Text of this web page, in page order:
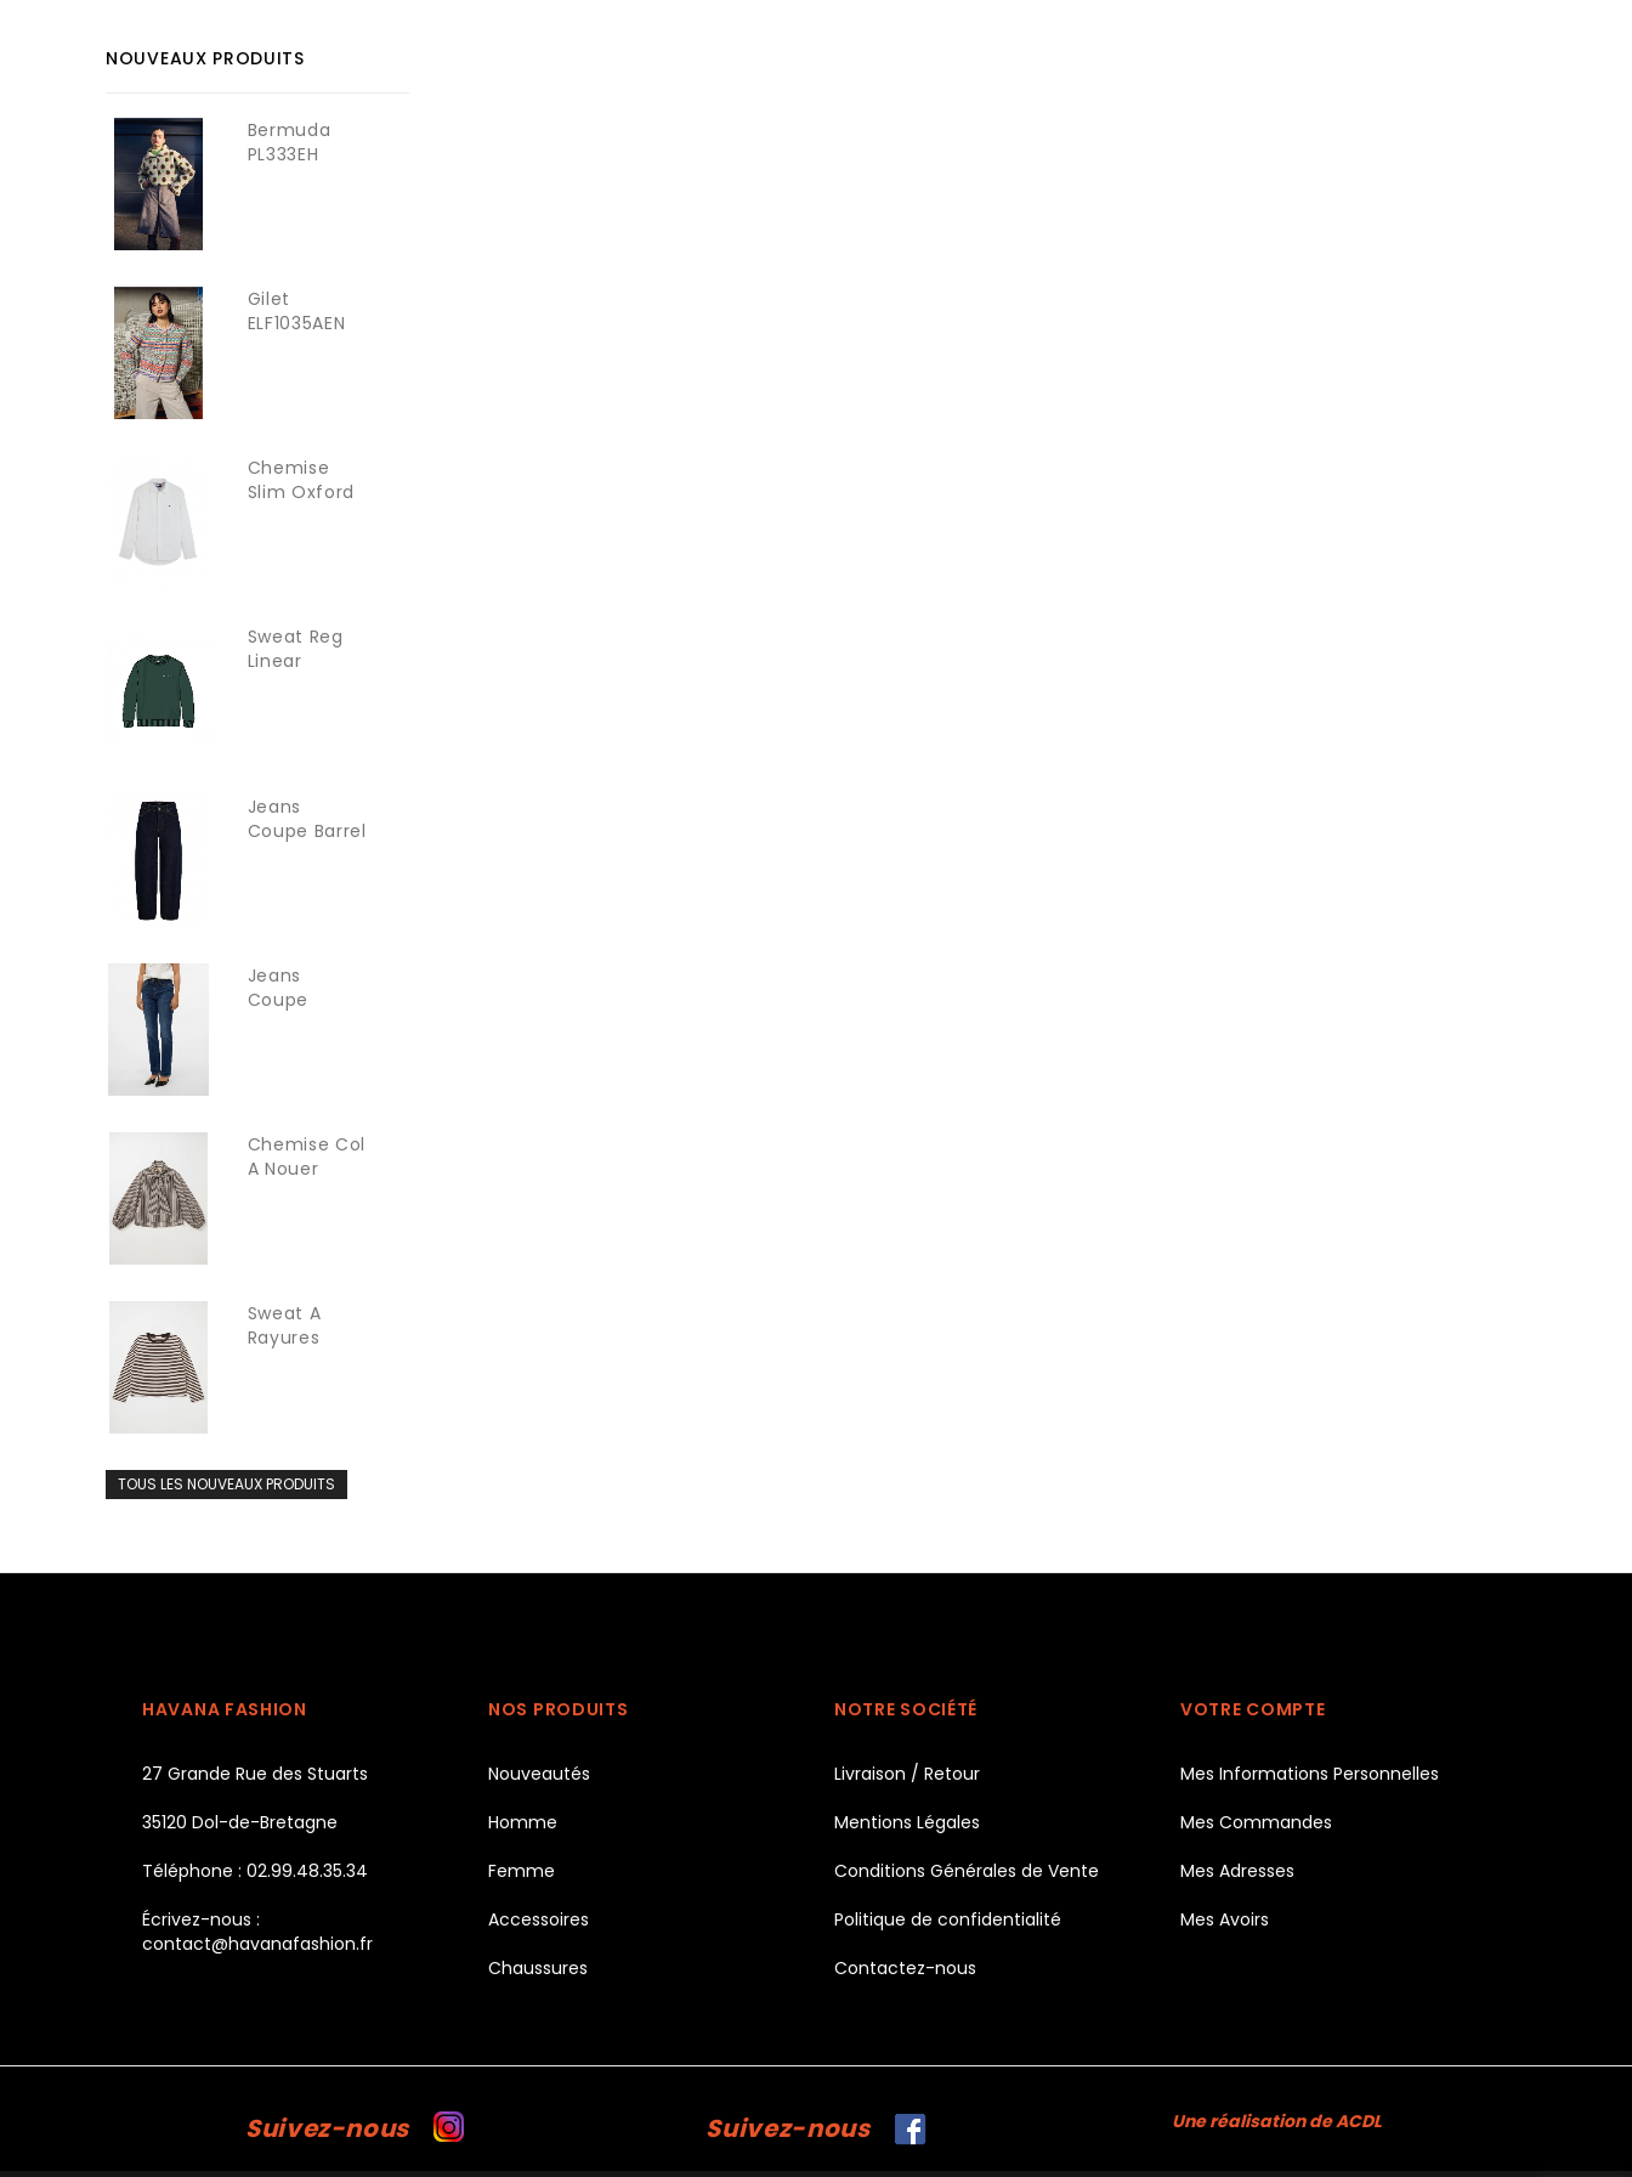
NOUVEAUX PRODUITS
Bermuda
PL333EH
Gilet
ELF1035AEN
Chemise
Slim Oxford
Sweat Reg
Linear
Jeans
Coupe Barrel
Jeans
Coupe
Chemise Col
A Nouer
Sweat A
Rayures
TOUS LES NOUVEAUX PRODUITS
HAVANA FASHION
27 Grande Rue des Stuarts
35120 Dol-de-Bretagne
Téléphone : 02.99.48.35.34
Écrivez-nous :
contact@havanafashion.fr
NOS PRODUITS
Nouveautés
Homme
Femme
Accessoires
Chaussures
NOTRE SOCIÉTÉ
Livraison / Retour
Mentions Légales
Conditions Générales de Vente
Politique de confidentialité
Contactez-nous
VOTRE COMPTE
Mes Informations Personnelles
Mes Commandes
Mes Adresses
Mes Avoirs
Suivez-nous Suivez-nous Une réalisation de ACDL